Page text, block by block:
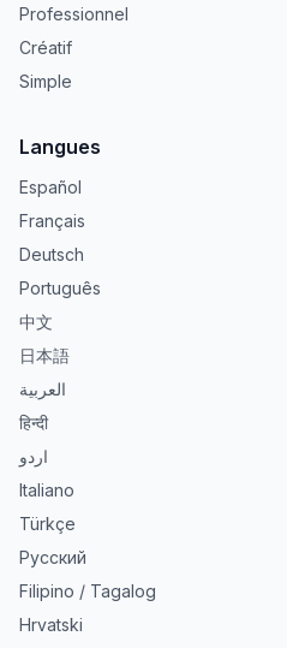
Professionnel
Créatif
Simple
Langues
Español
Français
Deutsch
Português
中文
日本語
العربية
हिन्दी
اردو
Italiano
Türkçe
Русский
Filipino / Tagalog
Hrvatski